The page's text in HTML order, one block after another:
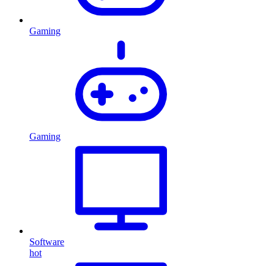
Gaming
Gaming
Software
hot